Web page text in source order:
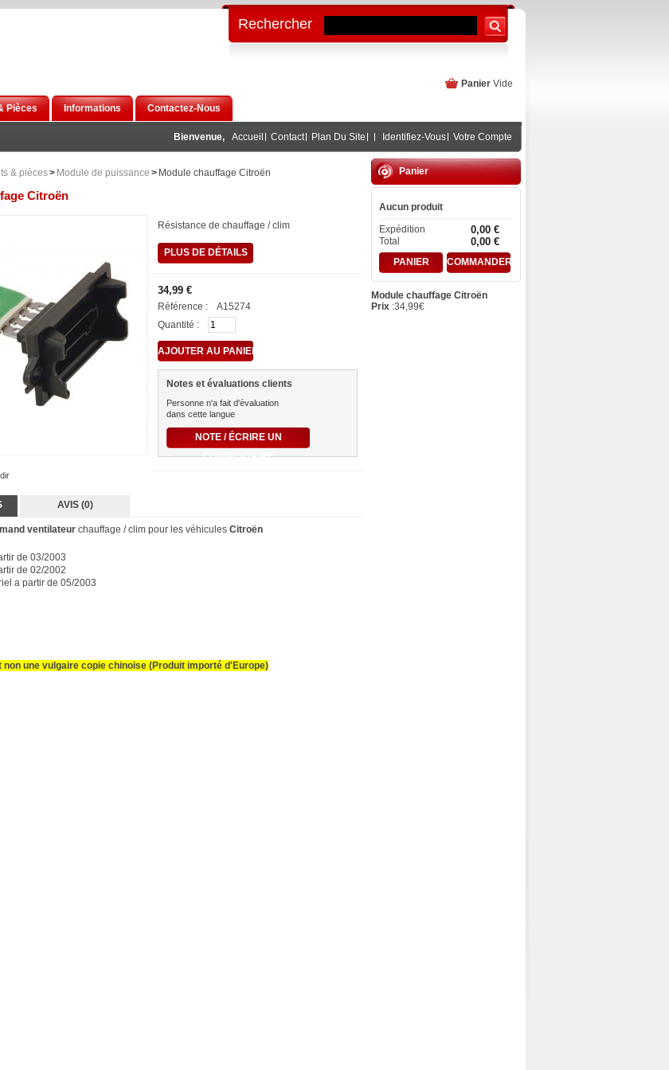
Pièces Informations Contactez-Nous
Panier Vide
Bienvenue, Accueil Contact Plan Du Site Identifiez-Vous Votre Compte
Rechercher
& pièces> Module de puissance > Module chauffage Citroën
Citroën
Résistance de chauffage / clim
PLUS DE DÉTAILS
34,99 €
Référence :
A15274
Quantité :
Notes et évaluations clients
Personne n'a fait d'évaluation
dans cette langue
NOTE / ÉCRIRE UN
COMMENTAIRE
AVIS (0)
ventilateur chauffage / clim pour les véhicules Citroën
de 03/2003
de 02/2002
a partir de 05/2003
non une vulgaire copie chinoise (Produit importé d'Europe)
Panier
Aucun produit
Expédition
0,00 €
Total 0,00 €
PANIER COMMANDER
Module chauffage Citroën
Prix :34,99€